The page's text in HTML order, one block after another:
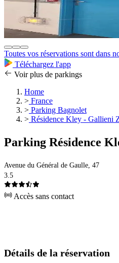
Toutes vos réservations sont dans
Téléchargez l'app
Voir plus de parkings
Home
> France
> Parking Bagnolet
> Résidence Kley - Gallieni
Parking Résidence
Avenue du Général de Gaulle, 47
3.5
Accès sans contact
Détails de la réservation